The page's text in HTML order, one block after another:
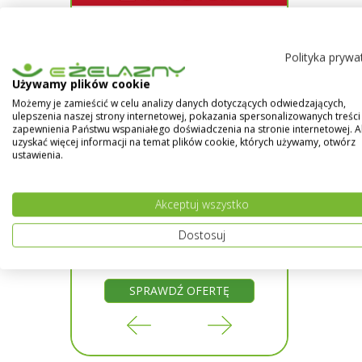
-
7
SPRAWDŹ OFERTĘ
Polityka
Używamy plików cookie
Możemy je zamieścić w celu analizy danych dotyczących odwiedzających,
ulepszenia naszej strony internetowej, pokazania spersonalizowanych treści
zapewnienia Państwu wspaniałego doświadczenia na stronie internetowej.
uzyskać więcej informacji na temat plików cookie, których używamy, otwórz
ustawienia.
Akceptuj wszystko
Dostosuj